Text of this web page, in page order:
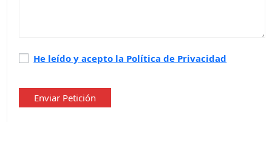
Política
privacidad*
He leído y acepto la Política de Privacidad
Enviar Petición